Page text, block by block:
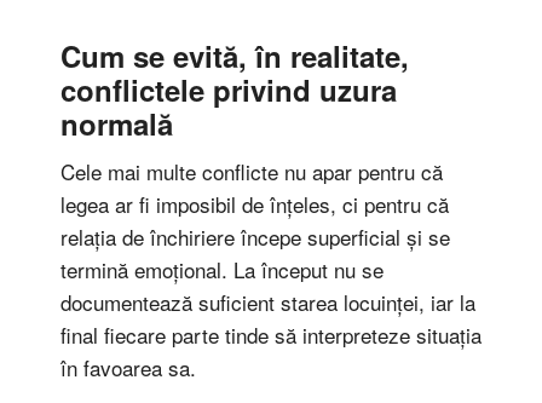
Cum se evită, în realitate,
conflictele privind uzura
normală
Cele mai multe conflicte nu apar pentru că
legea ar fi imposibil de înțeles, ci pentru că
relația de închiriere începe superficial și se
termină emoțional. La început nu se
documentează suficient starea locuinței, iar la
final fiecare parte tinde să interpreteze situația
în favoarea sa.